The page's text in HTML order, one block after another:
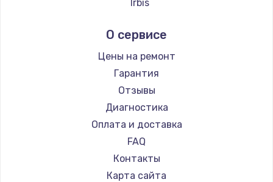
Irbis
Microsoft
BlackView
Amazon
Aquarius
Philips
Dell
HP
Getac
ZTE
О сервисе
Цены на ремонт
Гарантия
Отзывы
Диагностика
Оплата и доставка
FAQ
Контакты
Карта сайта